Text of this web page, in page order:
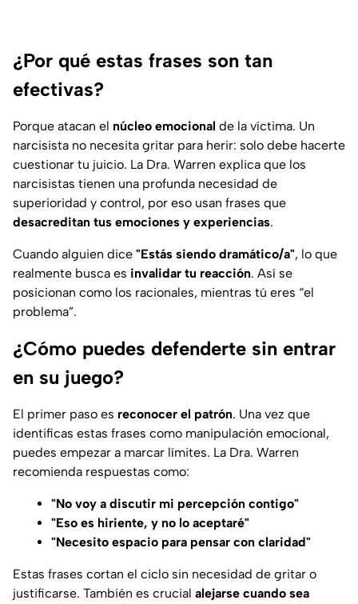
¿Por qué estas frases son tan
efectivas?
Porque atacan el núcleo emocional de la víctima. Un
narcisista no necesita gritar para herir: solo debe hacerte
cuestionar tu juicio. La Dra. Warren explica que los
narcisistas tienen una profunda necesidad de
superioridad y control, por eso usan frases que
desacreditan tus emociones y experiencias.
Cuando alguien dice "Estás siendo dramático/a", lo que
realmente busca es invalidar tu reacción. Así se
posicionan como los racionales, mientras tú eres “el
problema”.
¿Cómo puedes defenderte sin entrar
en su juego?
El primer paso es reconocer el patrón. Una vez que
identificas estas frases como manipulación emocional,
puedes empezar a marcar límites. La Dra. Warren
recomienda respuestas como:
"No voy a discutir mi percepción contigo"
"Eso es hiriente, y no lo aceptaré"
"Necesito espacio para pensar con claridad"
Estas frases cortan el ciclo sin necesidad de gritar o
justificarse. También es crucial alejarse cuando sea